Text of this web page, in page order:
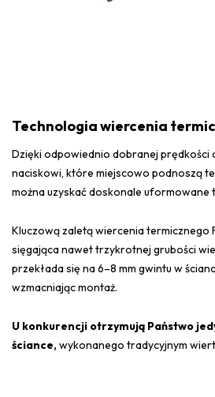
Technologia wiercenia
Dzięki odpowiednio dobranej
naciskowi, które miejscowo podnoszą
można uzyskać doskonale uformowane
Kluczową zaletą wiercenia termicznego
sięgająca nawet trzykrotnej grubości
przekłada się na 6–8 mm gwintu w
wzmacniając montaż.
U konkurencji otrzymują Państwo
ściance,wykonanego tradycyjnym